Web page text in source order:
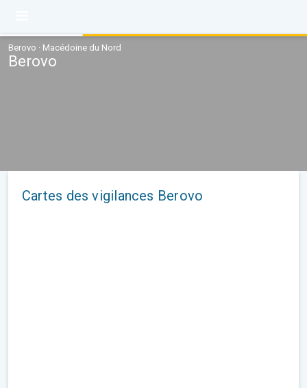
Berovo · Macédoine du Nord
Berovo
Cartes des vigilances Berovo